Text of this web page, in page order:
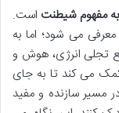
مفهوم شیطنت است.
می شود؛ اما به
تجلی انرژی، هوش و
می کند تا به جای
مسیر سازنده و مفید